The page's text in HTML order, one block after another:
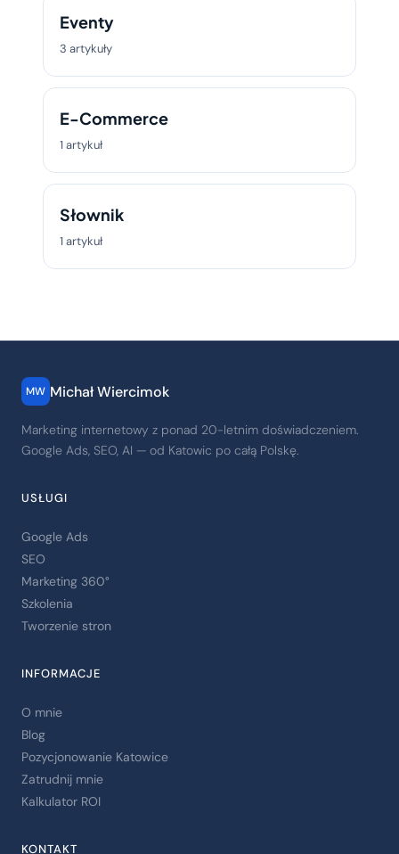
Eventy
3 artykuły
E-Commerce
1 artykuł
Słownik
1 artykuł
MW Michał Wiercimok
Marketing internetowy z ponad 20-letnim doświadczeniem.
Google Ads, SEO, AI — od Katowic po całą Polskę.
USŁUGI
Google Ads
SEO
Marketing 360°
Szkolenia
Tworzenie stron
INFORMACJE
O mnie
Blog
Pozycjonowanie Katowice
Zatrudnij mnie
Kalkulator ROI
KONTAKT